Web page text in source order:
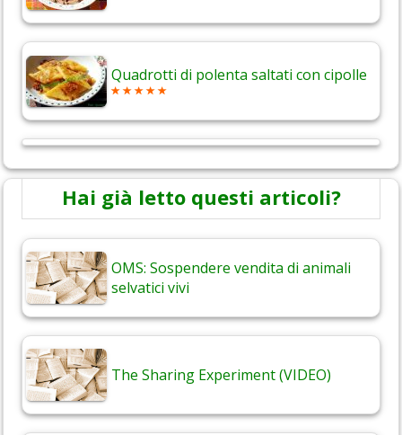
Quadrotti di polenta saltati con cipolle
Hai già letto questi articoli?
OMS: Sospendere vendita di animali
selvatici vivi
The Sharing Experiment (VIDEO)